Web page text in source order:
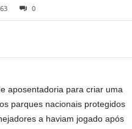
63 0
aposentadoria para criar uma
parques nacionais protegidos
a haviam jogado após